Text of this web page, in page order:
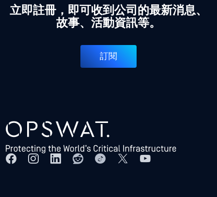
立即註冊，即可收到公司的最新消息、
故事、活動資訊等。
訂閱